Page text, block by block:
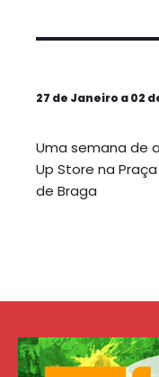
27 de Janeiro a 02
Uma semana de
Up Store na
de Braga